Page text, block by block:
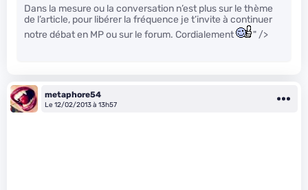
Dans la mesure ou la conversation n’est plus sur le thème
de l’article, pour libérer la fréquence je t’invite à continuer
notre débat en MP ou sur le forum. Cordialement
" />
metaphore54
Le 12/02/2013 à 13h57